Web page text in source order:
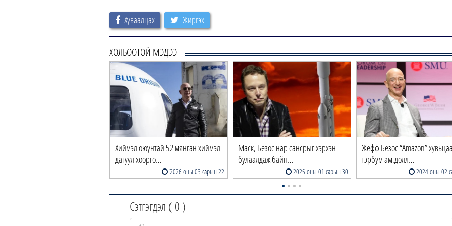
Хуваалцах Жиргэх
ХОЛБООТОЙ МЭДЭЭ
Хиймэл оюунтай 52 мянган хиймэл
дагуул хөөргө…
2026 оны 03 сарын 22
Маск, Безос нар сансрыг хэрхэн
булаалдаж байн…
2025 оны 01 сарын 30
Жефф Безос “Amazon”
тэрбум ам.долл…
2024 оны 02
Сэтгэгдэл ( 0 )